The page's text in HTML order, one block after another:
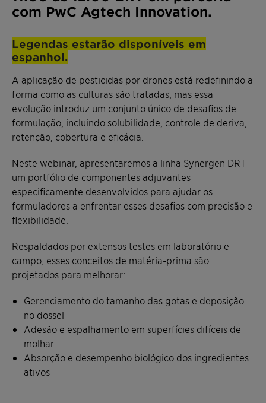
com PwC Agtech Innovation.
Legendas estarão disponíveis em
espanhol.
A aplicação de pesticidas por drones está redefinindo a
forma como as culturas são tratadas, mas essa
evolução introduz um conjunto único de desafios de
formulação, incluindo solubilidade, controle de deriva,
retenção, cobertura e eficácia.
Neste webinar, apresentaremos a linha Synergen DRT -
um portfólio de componentes adjuvantes
especificamente desenvolvidos para ajudar os
formuladores a enfrentar esses desafios com precisão e
flexibilidade.
Respaldados por extensos testes em laboratório e
campo, esses conceitos de matéria-prima são
projetados para melhorar:
Gerenciamento do tamanho das gotas e deposição
no dossel
Adesão e espalhamento em superfícies difíceis de
molhar
Absorção e desempenho biológico dos ingredientes
ativos